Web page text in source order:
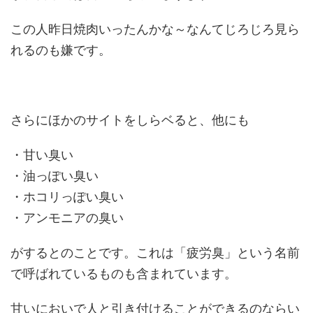
この人昨日焼肉いったんかな～なんてじろじろ見ら
れるのも嫌です。
さらにほかのサイトをしらベると、他にも
・甘い臭い
・油っぽい臭い
・ホコリっぽい臭い
・アンモニアの臭い
がするとのことです。これは「疲労臭」という名前
で呼ばれているものも含まれています。
甘いにおいで人と引き付けることができるのならい